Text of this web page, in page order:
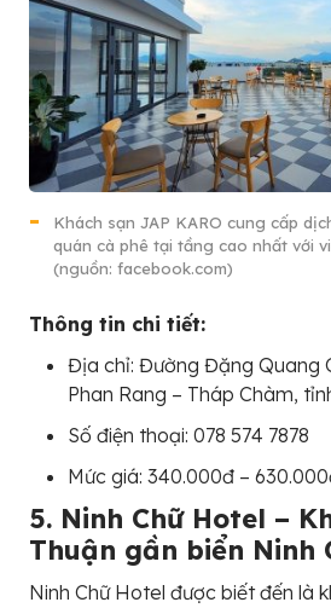
Khách sạn JAP KARO cung cấp
quán cà phê tại tầng cao nhất với
(nguồn: facebook.com)
Thông tin chi tiết:
Địa chỉ: Đường Đặng Quang
Phan Rang – Tháp Chàm,
Số điện thoại: 078 574 7878
Mức giá: 340.000đ –
5. Ninh Chữ Hotel –
Thuận gần biển Ninh
Ninh Chữ Hotel được biết đến là